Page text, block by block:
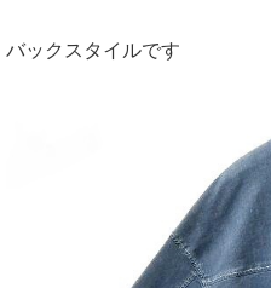
バックスタイルです